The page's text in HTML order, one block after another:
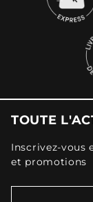
TOUTE
Inscrivez-vous
et promotions